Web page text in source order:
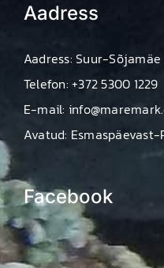
Aadress
Aadress: Suur-
Telefon: +372 5300 1229
E-mail:
Avatud:
Facebook